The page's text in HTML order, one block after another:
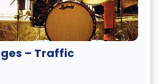
– Traffic